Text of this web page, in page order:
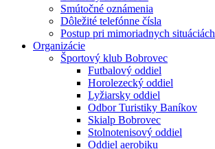
Smútočné oznámenia
Dôležité telefónne čísla
Postup pri mimoriadnych situáciách
Organizácie
Športový klub Bobrovec
Futbalový oddiel
Horolezecký oddiel
Lyžiarsky oddiel
Odbor Turistiky Baníkov
Skialp Bobrovec
Stolnotenisový oddiel
Oddiel aerobiku